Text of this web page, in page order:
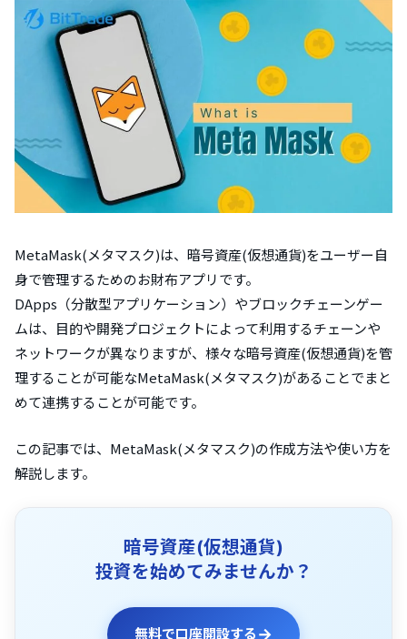
MetaMask(メタマスク)は、暗号資産(仮想通貨)をユーザー自
身で管理するためのお財布アプリです。
DApps（分散型アプリケーション）やブロックチェーンゲー
ムは、目的や開発プロジェクトによって利用するチェーンや
ネットワークが異なりますが、様々な暗号資産(仮想通貨)を管
理することが可能なMetaMask(メタマスク)があることでまと
めて連携することが可能です。
この記事では、MetaMask(メタマスク)の作成方法や使い方を
解説します。
暗号資産(仮想通貨)
投資を始めてみませんか？
無料で口座開設する →